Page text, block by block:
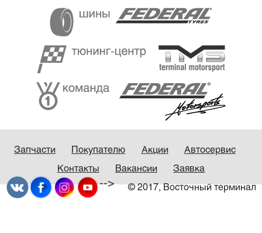
Запчасти Покупателю Акции Автосервис
Контакты Вакансии Заявка
© 2017, Восточный терминал
-->